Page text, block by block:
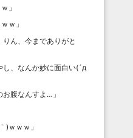
」
ｗ 」
ん、今までありがと
し、なんか妙に面白い(´д
お腹なんすよ… 」
)ｗｗｗ 」